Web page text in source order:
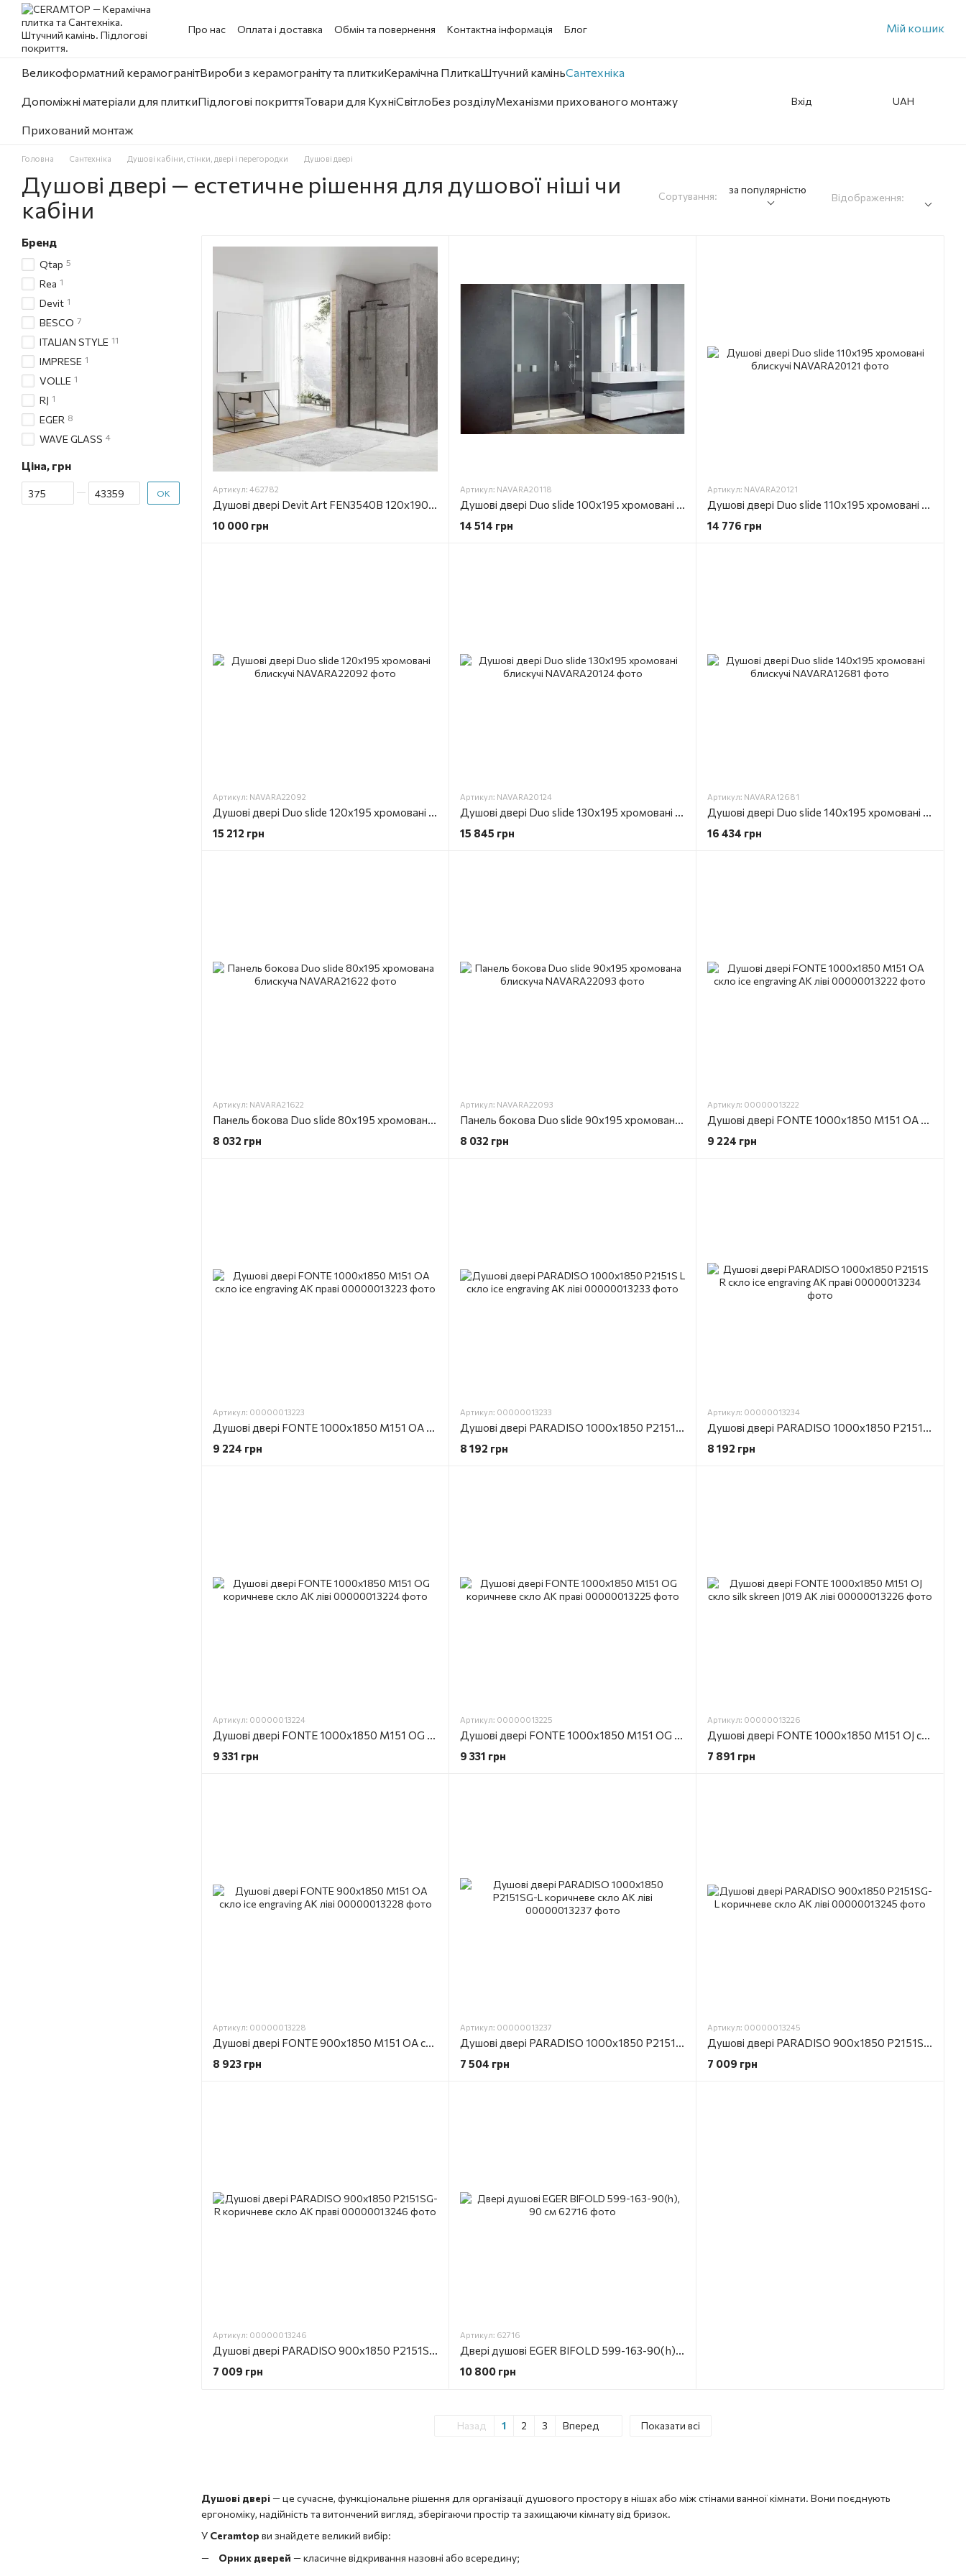
Перейти до основного контенту
Про нас
Оплата і доставка Обмін та повернення Контактна інформація Блог Мій кошик
Великоформатний керамогранітВироби з керамограніту та плиткиКерамічна ПлиткаШтучний каміньСантехніка
Допоміжні матеріали для плиткиПідлогові покриттяТовари для КухніСвітлоБез розділуМеханізми прихованого монтажу
Прихований монтаж
Вхід UAH
Головна Сантехніка Душові кабіни, стінки, двері і перегородки Душові двері
Душові двері — естетичне рішення для душової ніші чи
кабіни
Сортування:
за популярністю
Відображення:
Душові двері— це сучасне, функціональне рішення для організації душового простору в нішах або між стінами ванної кімнати. Вони поєднують
ергономіку, надійність та витончений вигляд, зберігаючи простір та захищаючи кімнату від бризок.
У Ceramtop ви знайдете великий вибір:
Орних дверей — класичне відкривання назовні або всередину;
Артикул: 462782
Душові двері Devit Art FEN3540B 120х190 см розсувні
10 000 грн
Артикул: NAVARA20118
Душові двері Duo slide 100x195 хромовані блискучі
14 514 грн
Артикул: NAVARA20121
Душові двері Duo slide 110x195 хромовані блискучі
14 776 грн
Артикул: NAVARA22092
Душові двері Duo slide 120x195 хромовані блискучі
15 212 грн
Артикул: NAVARA20124
Душові двері Duo slide 130x195 хромовані блискучі
15 845 грн
Артикул: NAVARA12681
Душові двері Duo slide 140x195 хромовані блискучі
16 434 грн
Артикул: NAVARA21622
Панель бокова Duo slide 80x195 хромована блискуча
8 032 грн
Артикул: NAVARA22093
Панель бокова Duo slide 90x195 хромована блискуча
8 032 грн
Артикул: 00000013222
Душові двері FONTE 1000х1850 M151 OА скло ice engraving AK ліві
9 224 грн
Артикул: 00000013223
Душові двері FONTE 1000х1850 M151 OА скло ice engraving AK праві
9 224 грн
Артикул: 00000013233
Душові двері PARADISO 1000х1850 P2151S L скло ice engraving AK ліві
8 192 грн
Артикул: 00000013234
Душові двері PARADISO 1000х1850 P2151S R скло ice engraving AK праві
8 192 грн
Артикул: 00000013224
Душові двері FONTE 1000х1850 M151 ОG коричневе скло AK ліві
9 331 грн
Артикул: 00000013225
Душові двері FONTE 1000х1850 M151 ОG коричневе скло AK праві
9 331 грн
Артикул: 00000013226
Душові двері FONTE 1000х1850 M151 ОJ скло silk skreen J019 AK ліві
7 891 грн
Артикул: 00000013228
Душові двері FONTE 900х1850 M151 OA скло ice engraving AК ліві
8 923 грн
Артикул: 00000013237
Душові двері PARADISO 1000х1850 P2151SG-L коричневе скло AK ліві
7 504 грн
Артикул: 00000013245
Душові двері PARADISO 900х1850 P2151SG-L коричневе скло AK ліві
7 009 грн
Артикул: 00000013246
Душові двері PARADISO 900х1850 P2151SG-R коричневе скло AK праві
7 009 грн
Артикул: 62716
Двері душові EGER BIFOLD 599-163-90(h), 90 см
10 800 грн
Назад 1 2 3 Вперед Показати всі
Бренд
Qtap 5
Rea 1
Devit 1
BESCO 7
ITALIAN STYLE 11
IMPRESE 1
VOLLE 1
RJ 1
EGER 8
WAVE GLASS 4
Ціна, грн
ОК